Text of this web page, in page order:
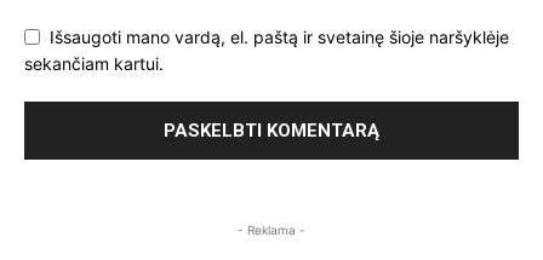
Išsaugoti mano vardą, el. paštą ir svetainę šioje naršyklėje
sekančiam kartui.
- Reklama -